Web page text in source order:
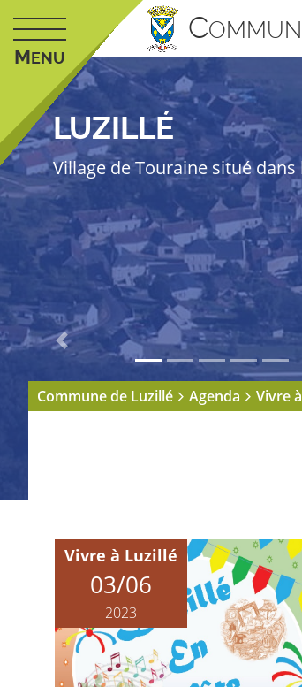
MENU
C
LUZILLÉ
Village de Touraine situé dans
Previous
Commune de Luzillé Agenda Vivre
Vivre à Luzillé
03/06
2023